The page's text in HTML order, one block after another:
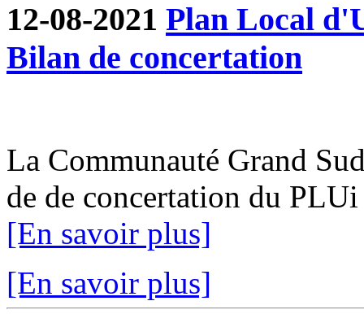
12-08-2021 Plan Local
Bilan de concertation
La Communauté Grand
de de concertation du
[En savoir plus]
[En savoir plus]